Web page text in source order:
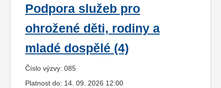
Podpora služeb pro
ohrožené děti, rodiny a
mladé dospělé (4)
Číslo výzvy: 085
Platnost do: 14. 09. 2026 12:00